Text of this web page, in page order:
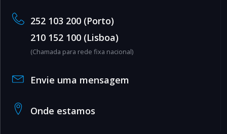
252 103 200 (Porto)
210 152 100 (Lisboa)
(Chamada para rede fixa nacional)
Envie uma mensagem
Onde estamos